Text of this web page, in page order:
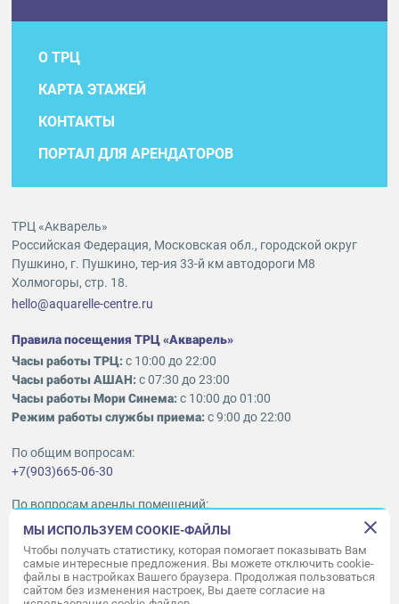
О ТРЦ
КАРТА ЭТАЖЕЙ
КОНТАКТЫ
ПОРТАЛ ДЛЯ АРЕНДАТОРОВ
ТРЦ «Акварель»
Российская Федерация, Московская обл., городской округ
Пушкино, г. Пушкино, тер-ия 33-й км автодороги М8
Холмогоры, стр. 18.
hello@aquarelle-centre.ru
Правила посещения ТРЦ «Акварель»
Часы работы ТРЦ:с 10:00 до 22:00
Часы работы АШАН:с 07:30 до 23:00
Часы работы Мори Синема:с 10:00 до 01:00
Режим работы службы приема:с 9:00 до 22:00
По общим вопросам:
+7(903)665-06-30
По вопросам аренды помещений:
ukleykina@nhood.com
+7(903)665-98-78
© ООО «Акварель» 2010–2026.
МЫ ИСПОЛЬЗУЕМ COOKIE-ФАЙЛЫ
Чтобы получать статистику, которая помогает показывать Вам
самые интересные предложения. Вы можете отключить cookie-
файлы в настройках Вашего браузера. Продолжая пользоваться
сайтом без изменения настроек, Вы даете согласие на